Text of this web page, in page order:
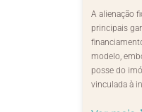
A alienação
principais
modelo,
posse do
vinculada à